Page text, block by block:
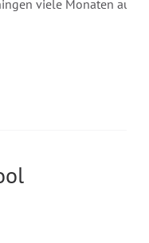
viele Monaten auf